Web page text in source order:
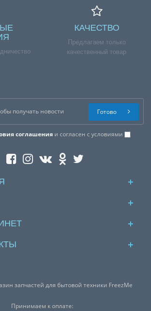
КАЧЕСТВО
Предлагаем только
качественный товар
соглашенияи согласен с условиями
Готово
запчастей для бытовой техники FreezMe
Принимаем к оплате: